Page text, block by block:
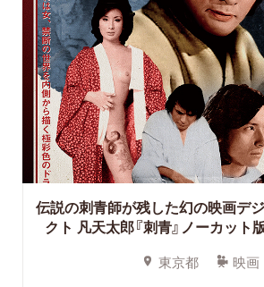
伝説の刺青師が残した幻の映画デ
クト 凡天太郎『刺青』ノーカット
東京都 映画